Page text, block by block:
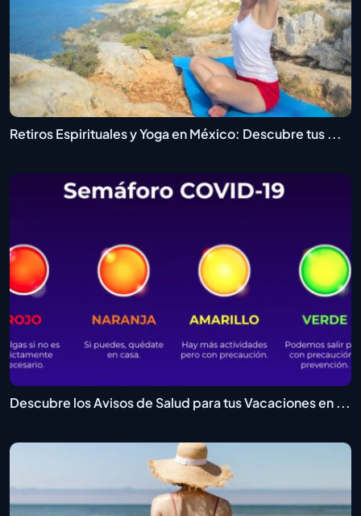
Retiros Espirituales y Yoga en México: Descubre tus ...
Descubre los Avisos de Salud para tus Vacaciones en ...